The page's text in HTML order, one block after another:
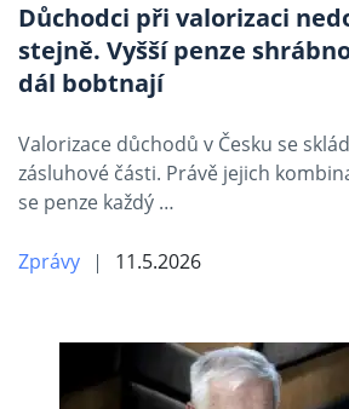
Důchodci při valorizaci
stejně. Vyšší penze
dál bobtnají
Valorizace důchodů v Česku se
zásluhové části. Právě jejich
se penze každý …
Zprávy 11.5.2026